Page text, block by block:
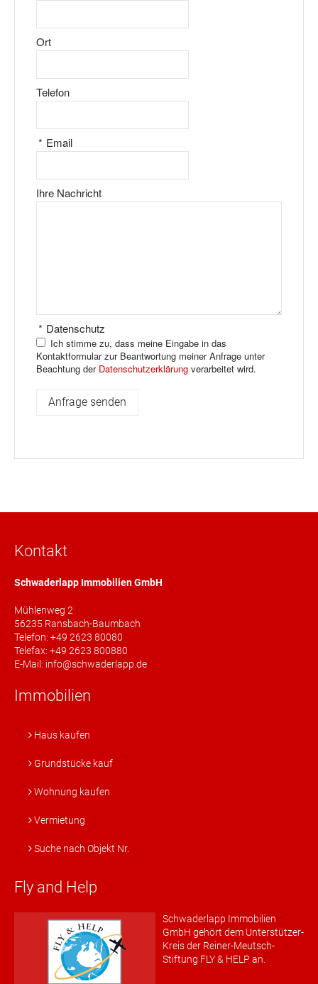
Ort
Telefon
Email
*
Ihre Nachricht
Datenschutz
*
Ich stimme zu, dass meine Eingabe in das
Kontaktformular zur Beantwortung meiner Anfrage unter
Beachtung der Datenschutzerklärung verarbeitet wird.
Kontakt
Schwaderlapp Immobilien GmbH
Mühlenweg 2
56235 Ransbach-Baumbach
Telefon: +49 2623 80080
Telefax: +49 2623 800880
E-Mail: info@schwaderlapp.de
Immobilien
Haus kaufen
Grundstücke kauf
Wohnung kaufen
Vermietung
Suche nach Objekt Nr.
Fly and Help
Schwaderlapp Immobilien
GmbH gehört dem Unterstützer-
Kreis der Reiner-Meutsch-
Stiftung FLY & HELP an.